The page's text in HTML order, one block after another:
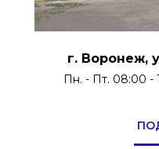
г. Воронеж,
Пн. - Пт. 08:00 -